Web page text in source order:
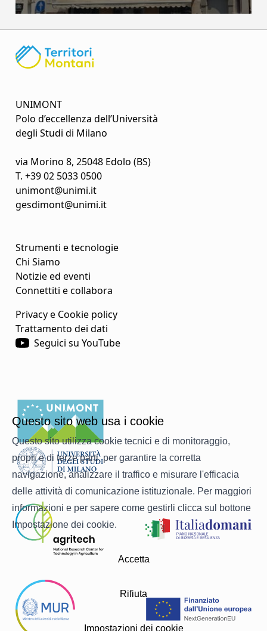
Questo sito web usa i cookie
Questo sito utilizza cookie tecnici e di monitoraggio,
propri e di terze parti, per garantire la corretta
navigazione, analizzare il traffico e misurare l'efficacia
delle attività di comunicazione istituzionale. Per maggiori
informazioni e per sapere come gestirli clicca sul bottone
Impostazione dei cookie.
Accetta
Rifiuta
Impostazioni dei cookie
UNIMONT
Polo d’eccellenza dell’Università
degli Studi di Milano
via Morino 8, 25048 Edolo (BS)
T. +39 02 5033 0500
unimont@unimi.it
gesdimont@unimi.it
Strumenti e tecnologie
Chi Siamo
Notizie ed eventi
Connettiti e collabora
Privacy e Cookie policy
Trattamento dei dati
Seguici su YouTube